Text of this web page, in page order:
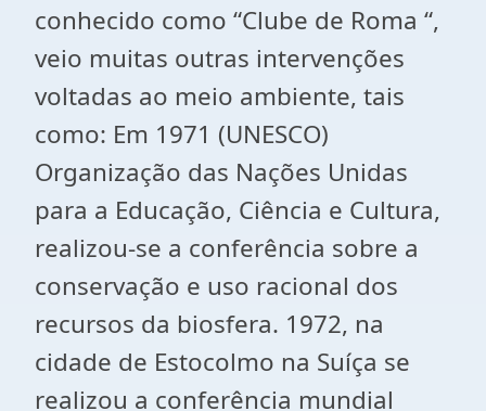
conhecido como “Clube de Roma “,
veio muitas outras intervenções
voltadas ao meio ambiente, tais
como: Em 1971 (UNESCO)
Organização das Nações Unidas
para a Educação, Ciência e Cultura,
realizou-se a conferência sobre a
conservação e uso racional dos
recursos da biosfera. 1972, na
cidade de Estocolmo na Suíça se
realizou a conferência mundial